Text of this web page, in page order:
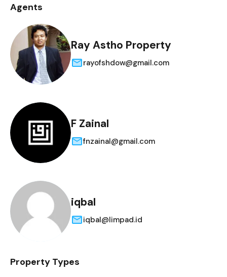
Agents
Ray Astho Property
rayofshdow@gmail.com
F Zainal
fnzainal@gmail.com
iqbal
iqbal@limpad.id
Property Types